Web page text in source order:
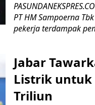
PT HM Sampoerna
pekerja terdampak
Jabar
Listrik untuk
Triliun